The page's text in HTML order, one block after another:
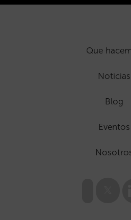
Que
Noticias
Blog
Eventos